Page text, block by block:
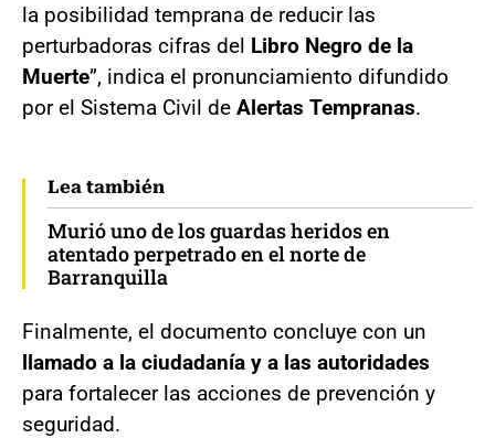
la posibilidad temprana de reducir las
perturbadoras cifras del Libro Negro de la
Muerte”, indica el pronunciamiento difundido
por el Sistema Civil de Alertas Tempranas.
Lea también
Murió uno de los guardas heridos en
atentado perpetrado en el norte de
Barranquilla
Finalmente, el documento concluye con un
llamado a la ciudadanía y a las autoridades
para fortalecer las acciones de prevención y
seguridad.